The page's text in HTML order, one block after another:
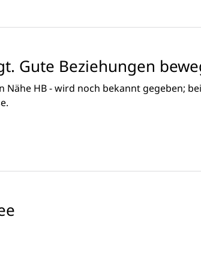
Gute Beziehungen
Nähe HB - wird noch bekannt gegeben;